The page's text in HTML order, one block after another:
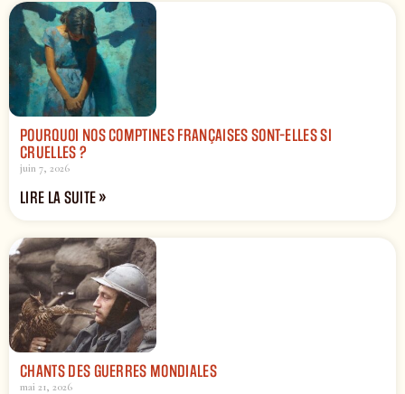
POURQUOI NOS COMPTINES FRANÇAISES SONT-ELLES SI
CRUELLES ?
juin 7, 2026
LIRE LA SUITE »
CHANTS DES GUERRES MONDIALES
mai 21, 2026